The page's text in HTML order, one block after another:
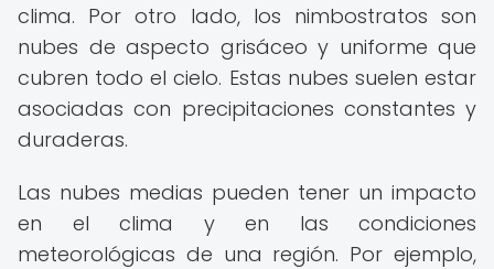
clima. Por otro lado, los nimbostratos son
nubes de aspecto grisáceo y uniforme que
cubren todo el cielo. Estas nubes suelen estar
asociadas con precipitaciones constantes y
duraderas.
Las nubes medias pueden tener un impacto
en el clima y en las condiciones
meteorológicas de una región. Por ejemplo,